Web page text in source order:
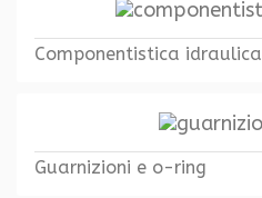
Componentistica idraulica
Guarnizioni e o-ring